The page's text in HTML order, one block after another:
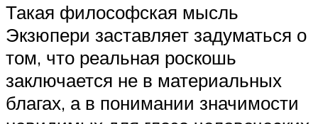
Такая философская мысль
Экзюпери заставляет задуматься о
том, что реальная роскошь
заключается не в материальных
благах, а в понимании значимости